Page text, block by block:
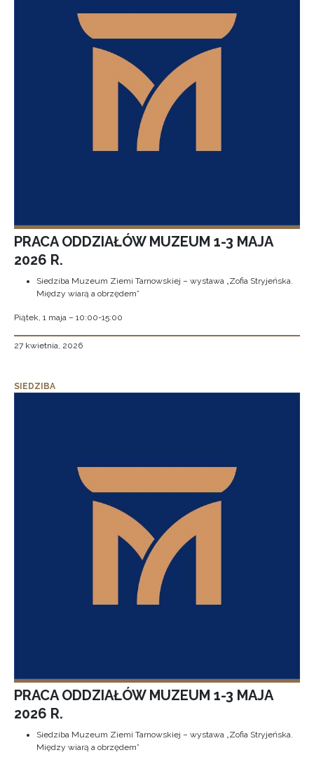
PRACA ODDZIAŁÓW MUZEUM 1-3 MAJA
2026 R.
Siedziba Muzeum Ziemi Tarnowskiej – wystawa „Zofia Stryjeńska.
Między wiarą a obrzędem”
Piątek, 1 maja – 10:00-15:00
27 kwietnia, 2026
SIEDZIBA
PRACA ODDZIAŁÓW MUZEUM 1-3 MAJA
2026 R.
Siedziba Muzeum Ziemi Tarnowskiej – wystawa „Zofia Stryjeńska.
Między wiarą a obrzędem”